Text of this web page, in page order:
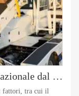
Prezzi del trasporto aereo internazionale dal Canada alla Cina
fattori, tra cui il